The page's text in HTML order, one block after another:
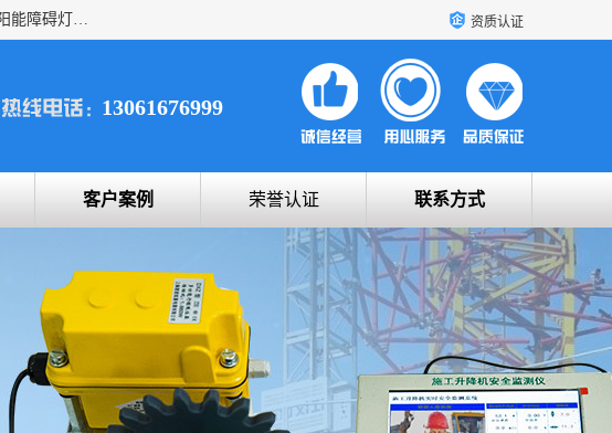
上海宇叶电子科技有限公司是吊钩视频监控、升降机监控、卸料平台监控、塔吊防碰撞、黑匣子防碰撞、风速仪，太阳能障碍灯安全提示灯等一系列升降机的常用配件产品专业研发生产加工的公司，拥有完整、科学的质量管理体系。 资质认证
13061676999
客户案例 荣誉认证 联系方式